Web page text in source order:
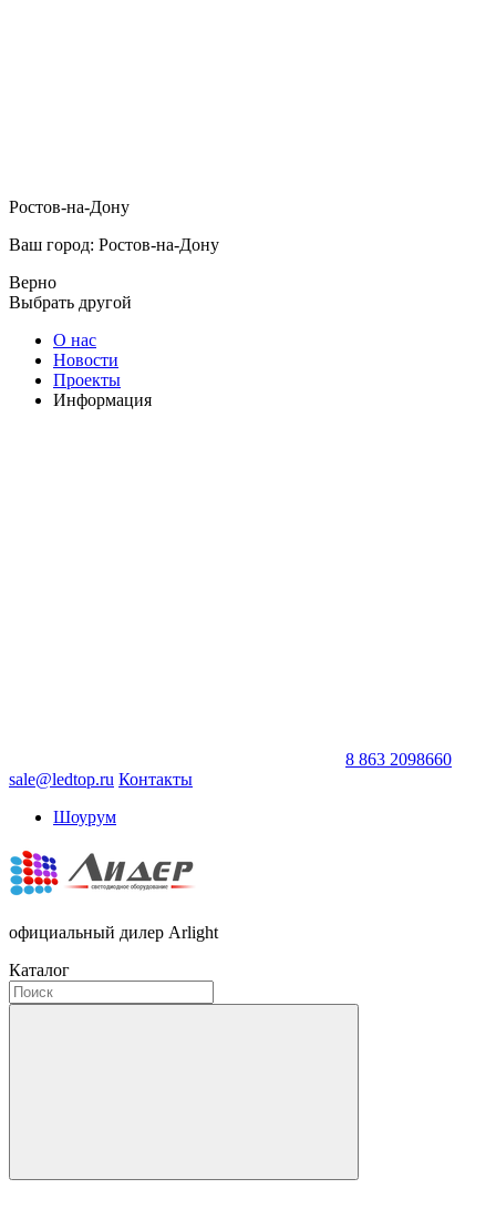
Ростов-на-Дону
Ваш город: Ростов-на-Дону
Верно
Выбрать другой
О нас
Новости
Проекты
Информация
8 863 2098660
sale@ledtop.ru Контакты
Шоурум
официальный дилер Arlight
Каталог